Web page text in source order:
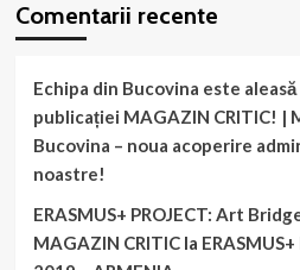
Comentarii recente
Echipa din Bucovina este
publicației MAGAZIN CRITIC! |
Bucovina – noua acoperire
noastre!
ERASMUS+ PROJECT: Art
MAGAZIN CRITICla